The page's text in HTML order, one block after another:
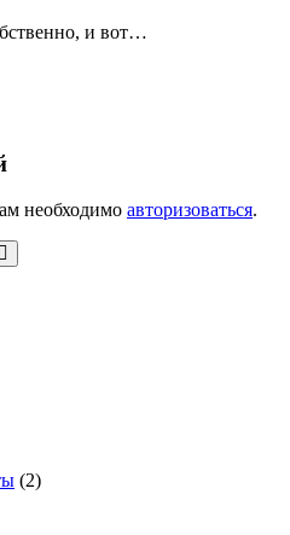
и вот…
необходимо авторизоваться.
(2)